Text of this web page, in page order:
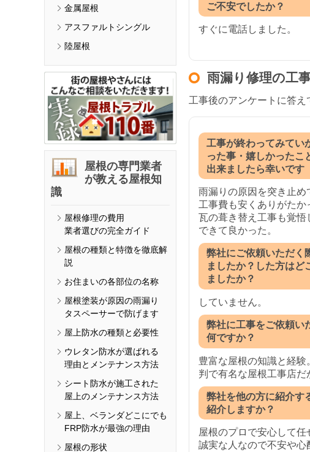
金属屋根
アスファルトシングル
陸屋根
屋根の専門業者
が教える屋根知
識
屋根修理の費用
業者選びの完全ガイド
屋根の種類と特徴を徹底解
説
お住まいの各部位の名称
屋根塗装が原因の雨漏り
タスペーサーで防げます
屋上防水の種類と必要性
ウレタン防水が選ばれる
理由とメンテナンス方法
シート防水が施工された
屋上のメンテナンス方法
屋上、ベランダどこにでも
FRP防水が最強の理由
屋根の形状
ご不安でしたか？
すぐに電話しました。
雨漏り修理の工
工事後のアンケートに答え
工事が終わってみてい
った事・嬉しかったこ
出来ましたら幸いです
雨漏りの原因を突き止
工事費も安くありがたか
瓦の葺き替え工事も覚悟
できて良かった。
弊社にご依頼いただく
ましたか？した方はど
ましたか？
していません。
弊社に工事をご依頼い
何ですか？
豊富な屋根の知識と経
判で有名な屋根工事店だ
弊社を他の方に紹介す
紹介しますか？
屋根のプロで安心して任
誠実な人なので不安や心